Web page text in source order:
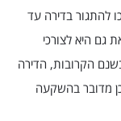
להתגור בדירה עד
היא לצורכי
הקרובות, הדירה
מדובר בהשקעה